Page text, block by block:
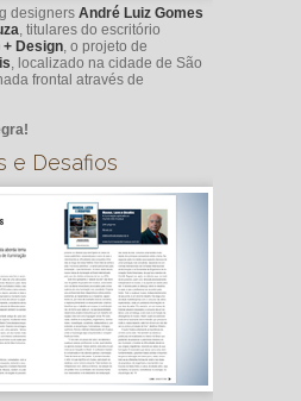
designers André Luiz Gomes
, titulares do escritório
Design, o projeto de
, localizado na cidade de São
frontal através de
e Desafios